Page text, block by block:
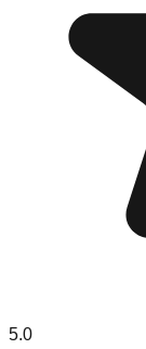
5.0